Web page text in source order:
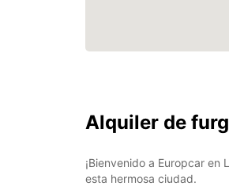
Alquiler de
¡Bienvenido a Europcar
esta hermosa ciudad.